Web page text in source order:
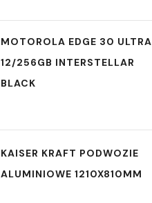
MOTOROLA EDGE 30 ULTRA
12/256GB INTERSTELLAR
BLACK
KAISER KRAFT PODWOZIE
ALUMINIOWE 1210X810MM